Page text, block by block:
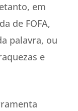
em
de FOFA,
palavra, ou
e